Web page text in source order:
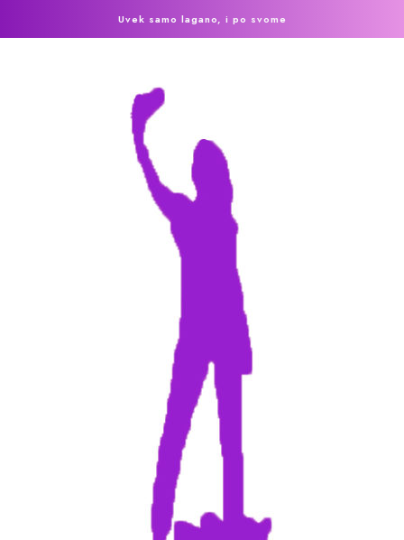
Uvek samo lagano, i po svome